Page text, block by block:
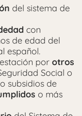
del sistema de
con
de edad del
español.
por otros
Social o
subsidios de
o más